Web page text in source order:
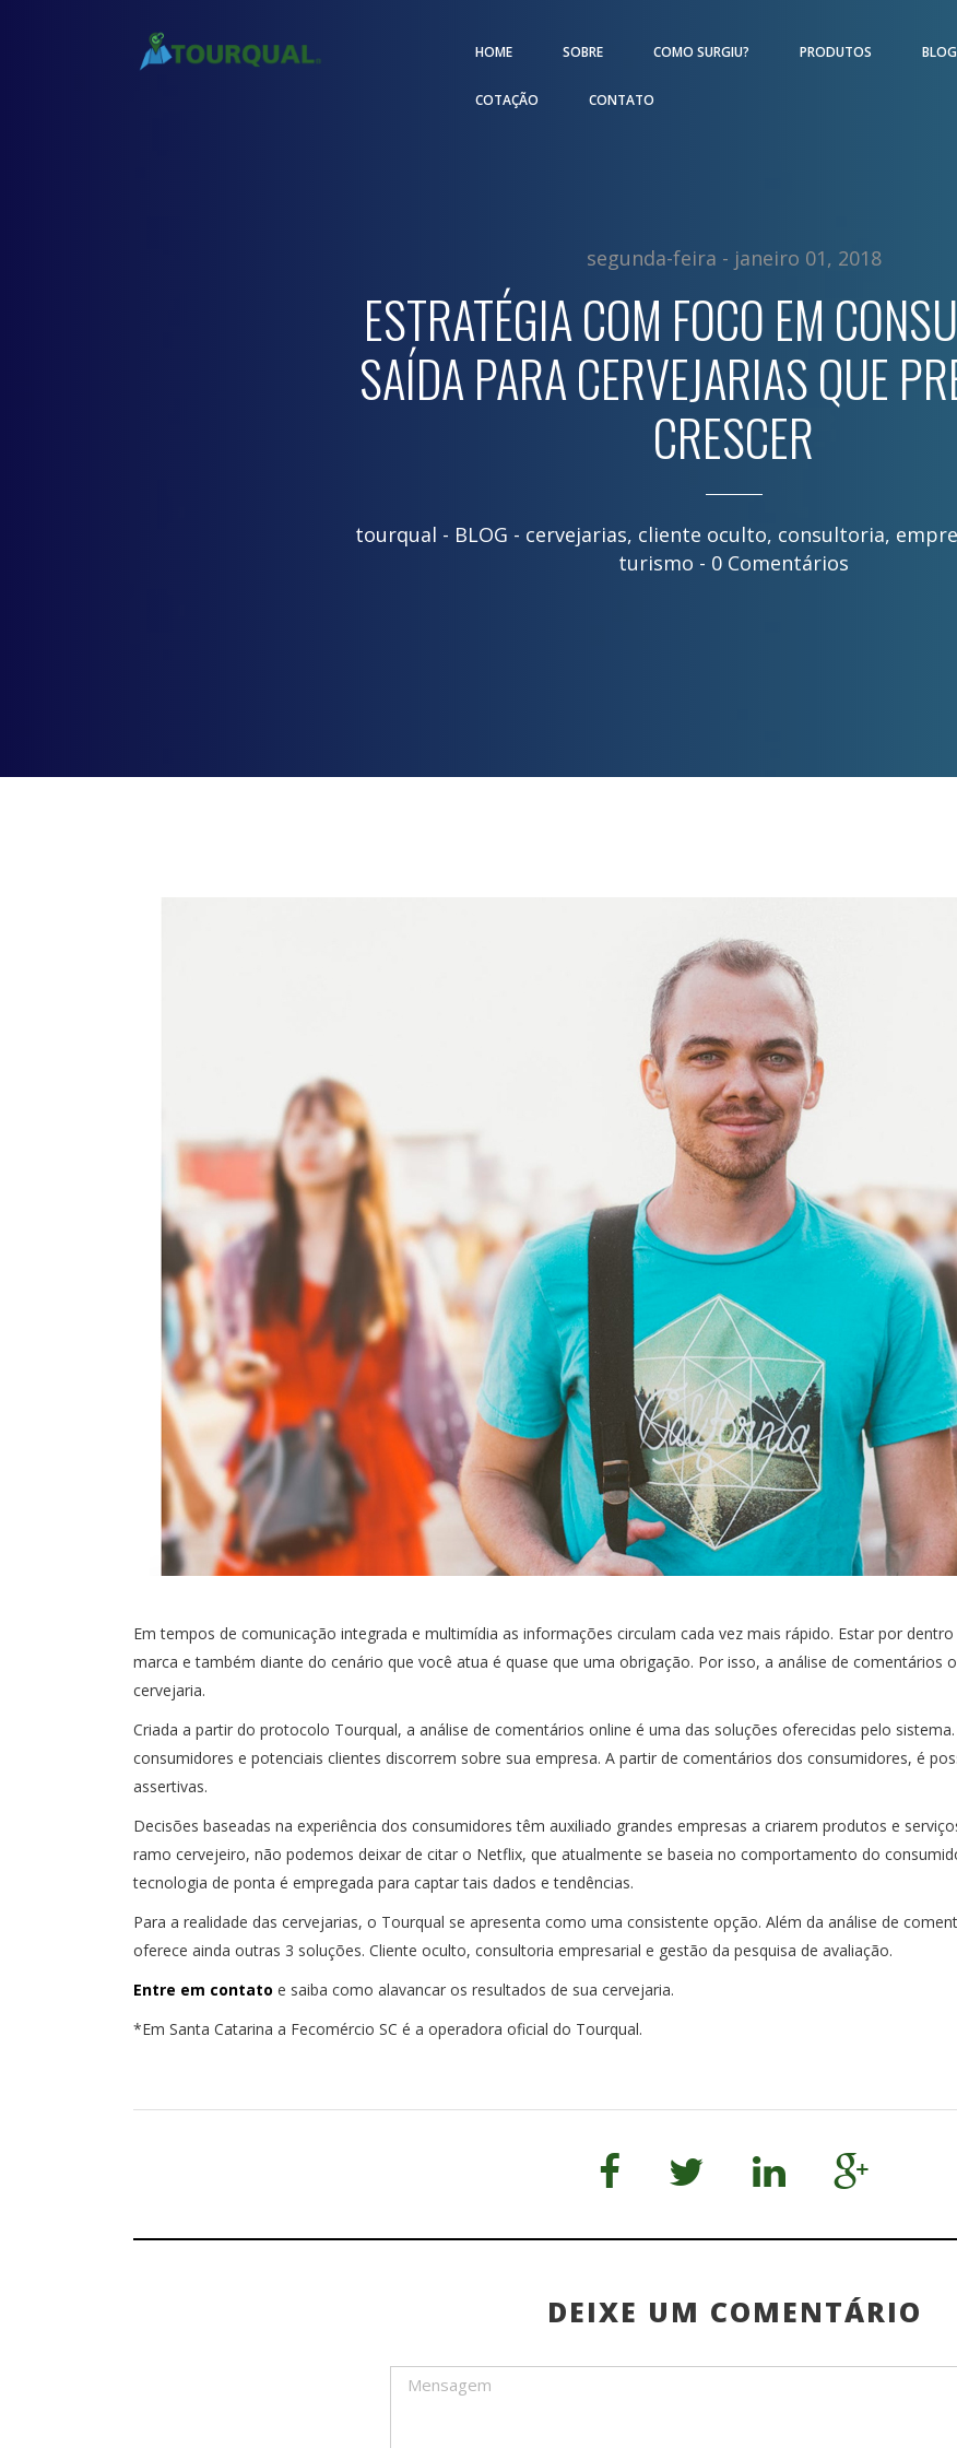
HOME SOBRE COMO SURGIU? PRODUTOS BLOG
COTAÇÃO CONTATO
segunda-feira - janeiro 01, 2018
ESTRATÉGIA COM FOCO EM
SAÍDA PARA CERVEJARIAS QUE
CRESCER
tourqual - BLOG - cervejarias, cliente oculto, consultoria,
turismo - 0 Comentários
Em tempos de comunicação integrada e multimídia as informações circulam cada vez mais rápido. Estar por
marca e também diante do cenário que você atua é quase que uma obrigação. Por isso, a análise de comentários
cervejaria.
Criada a partir do protocolo Tourqual, a análise de comentários online é uma das soluções oferecidas pelo
consumidores e potenciais clientes discorrem sobre sua empresa. A partir de comentários dos consumidores, é
assertivas.
Decisões baseadas na experiência dos consumidores têm auxiliado grandes empresas a criarem produtos e
ramo cervejeiro, não podemos deixar de citar o Netflix, que atualmente se baseia no comportamento do
tecnologia de ponta é empregada para captar tais dados e tendências.
Para a realidade das cervejarias, o Tourqual se apresenta como uma consistente opção. Além da análise de
oferece ainda outras 3 soluções. Cliente oculto, consultoria empresarial e gestão da pesquisa de avaliação.
Entre em contato e saiba como alavancar os resultados de sua cervejaria.
*Em Santa Catarina a Fecomércio SC é a operadora oficial do Tourqual.
DEIXE UM COMENTÁRIO